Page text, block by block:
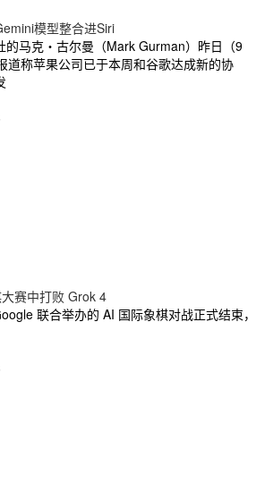
模型整合进Siri
的马克・古尔曼（Mark Gurman）昨日（9
道称苹果公司已于本周和谷歌达成新的协
赛中打败 Grok 4
联合举办的 AI 国际象棋对战正式结束，